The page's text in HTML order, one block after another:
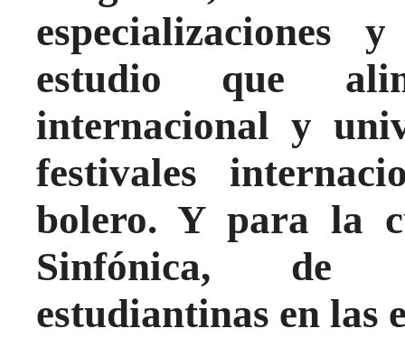
especializaciones
estudio que
internacional y
festivales
bolero. Y para la
Sinfónica, de
estudiantinas en las